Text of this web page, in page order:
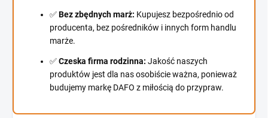
✅Bez zbędnych marż: Kupujesz bezpośrednio od
producenta, bez pośredników i innych form handlu
marże.
✅Czeska firma rodzinna: Jakość naszych
produktów jest dla nas osobiście ważna, ponieważ
budujemy markę DAFO z miłością do przypraw.